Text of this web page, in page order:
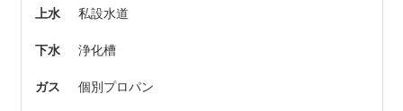
上水 私設水道
下水 浄化槽
ガス 個別プロパン